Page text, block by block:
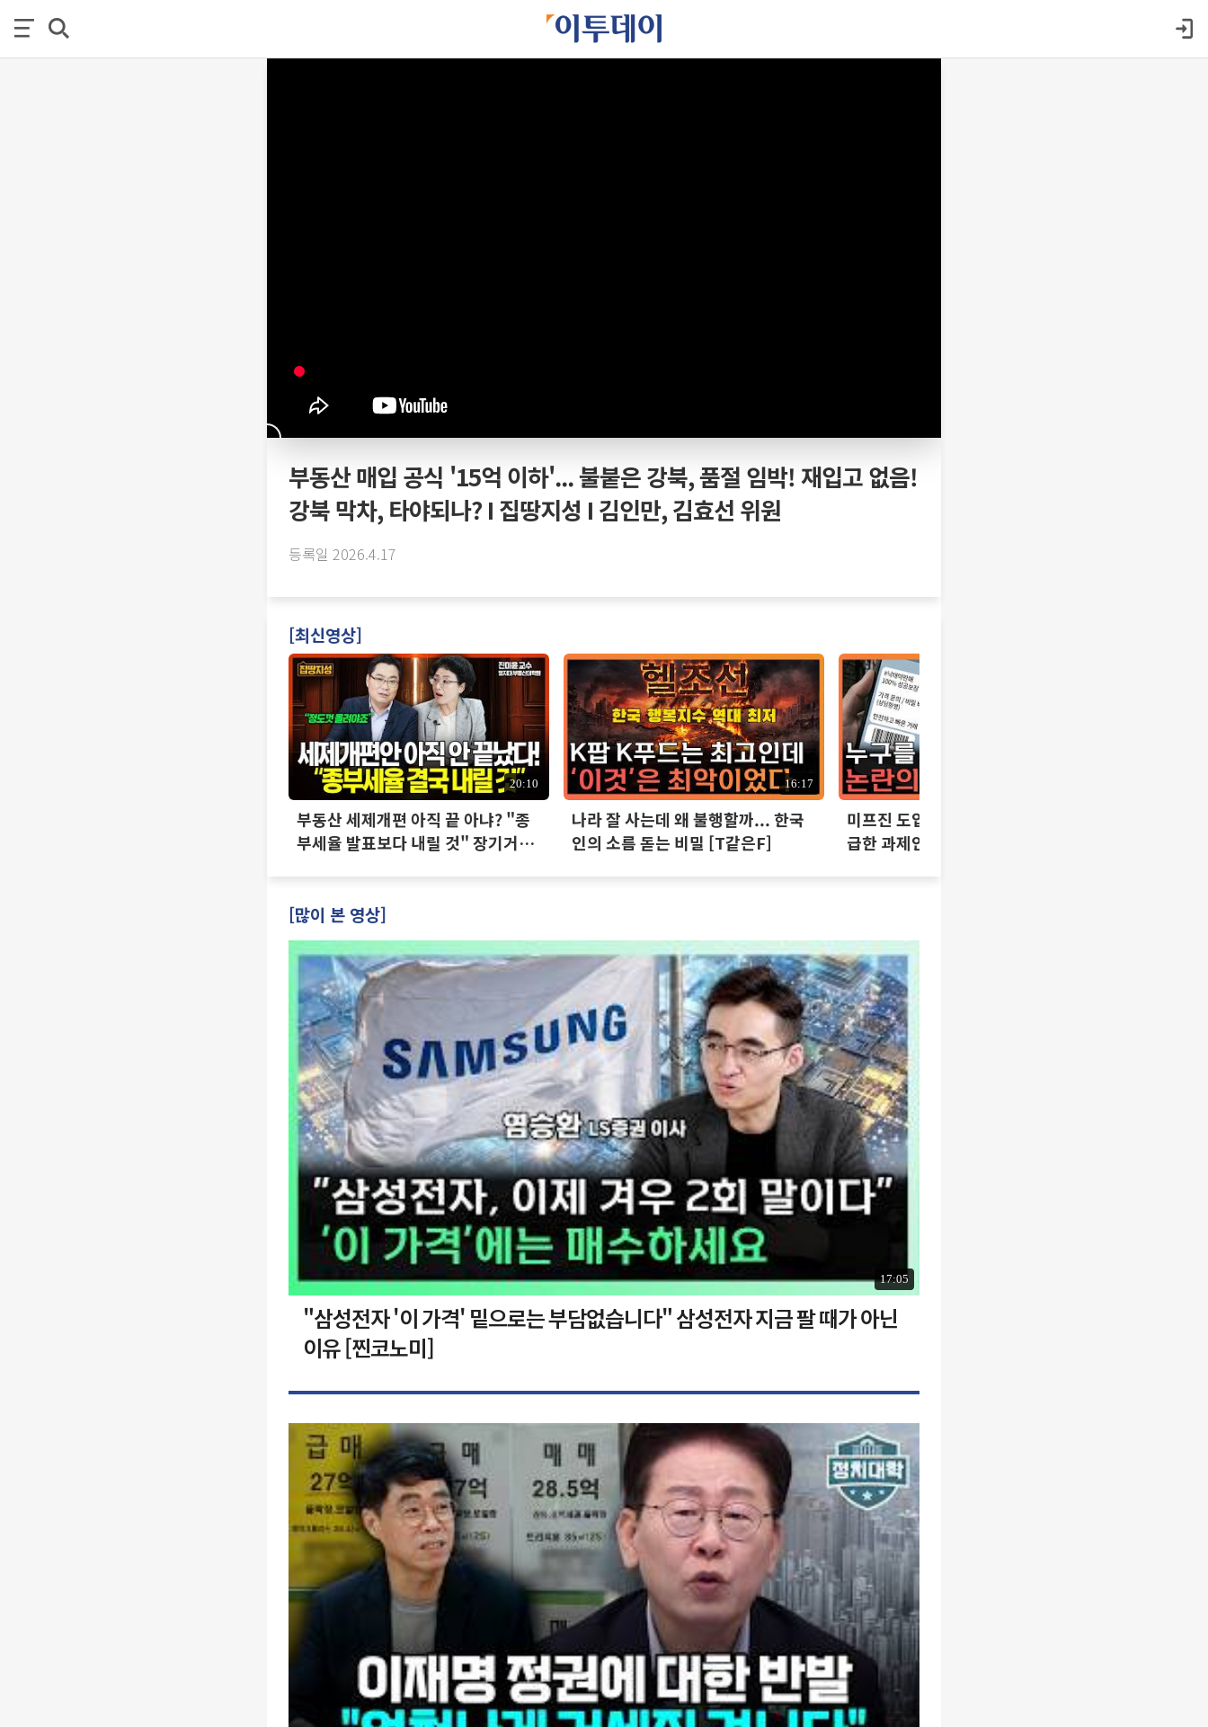
부동산 매입 공식 '15억 이하'... 불붙은 강북, 품절 임박! 재입고 없음!
강북 막차, 타야되나? I 집땅지성 I 김인만, 김효선 위원
등록일 2026.4.17
[최신영상]
20:10
부동산 세제개편 아직 끝 아냐? "종
부세율 발표보다 내릴 것" 장기거주
16:17
나라 잘 사는데 왜 불행할까... 한국
인의 소름 돋는 비밀 [T같은F]
미프진 도입 논란, 시기상조인가 시
급한 과제인가 [T같은F]
[많이 본 영상]
17:05
"삼성전자 '이 가격' 밑으로는 부담없습니다" 삼성전자 지금 팔 때가 아닌
이유 [찐코노미]